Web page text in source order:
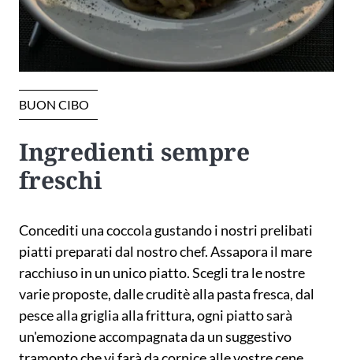
BUON CIBO
Ingredienti sempre
freschi
Concediti una coccola gustando i nostri prelibati
piatti preparati dal nostro chef. Assapora il mare
racchiuso in un unico piatto. Scegli tra le nostre
varie proposte, dalle cruditè alla pasta fresca, dal
pesce alla griglia alla frittura, ogni piatto sarà
un'emozione accompagnata da un suggestivo